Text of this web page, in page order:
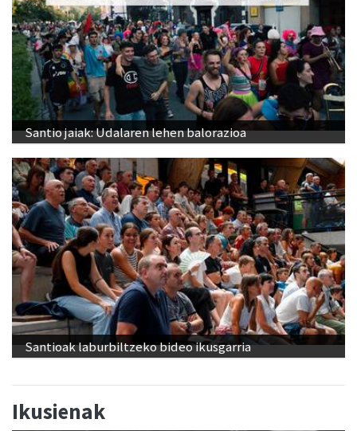
Santio jaiak: Udalaren lehen balorazioa
Santioak laburbiltzeko bideo ikusgarria
Ikusienak